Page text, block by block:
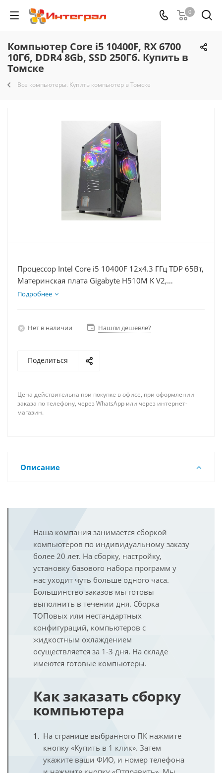
0
Компьютер Core i5 10400F, RX 6700
10Гб, DDR4 8Gb, SSD 250Гб. Купить в
Томске
Все компьютеры. Купить компьютер в Томске
Процессор Intel Core i5 10400F 12x4.3 ГГц TDP 65Вт,
Материнская плата Gigabyte H510M K V2,
Видеокарта RX 6700 10Гб, Память DDR4 8Gb,
Подробнее
Нет в наличии Нашли дешевле?
Поделиться
Цена действительна при покупке в офисе, при оформлении
заказа по телефону, через WhatsApp или через интернет-
магазин.
Описание
Наша компания занимается сборкой
компьютеров по индивидуальному заказу
более 20 лет. На сборку, настройку,
установку базового набора программ у
нас уходит чуть больше одного часа.
Большинство заказов мы готовы
выполнить в течении дня. Сборка
ТОПовых или нестандартных
конфигураций, компьютеров с
жидкостным охлаждением
осуществляется за 1-3 дня. На складе
имеются готовые компьютеры.
Как заказать сборку
компьютера
На странице выбранного ПК нажмите
кнопку «Купить в 1 клик». Затем
укажите ваши ФИО, и номер телефона